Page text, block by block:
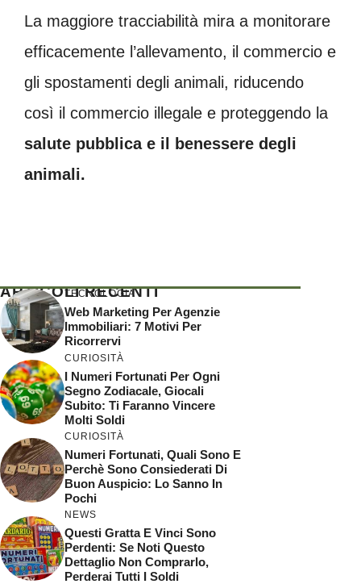
La maggiore tracciabilità mira a monitorare
efficacemente l’allevamento, il commercio e
gli spostamenti degli animali, riducendo
così il commercio illegale e proteggendo la
salute pubblica e il benessere degli
animali.
ARTICOLI RECENTI
TECNOLOGIA
Web Marketing Per Agenzie
Immobiliari: 7 Motivi Per
Ricorrervi
CURIOSITÀ
I Numeri Fortunati Per Ogni
Segno Zodiacale, Giocali
Subito: Ti Faranno Vincere
Molti Soldi
CURIOSITÀ
Numeri Fortunati, Quali Sono E
Perchè Sono Consiederati Di
Buon Auspicio: Lo Sanno In
Pochi
NEWS
Questi Gratta E Vinci Sono
Perdenti: Se Noti Questo
Dettaglio Non Comprarlo,
Perderai Tutti I Soldi